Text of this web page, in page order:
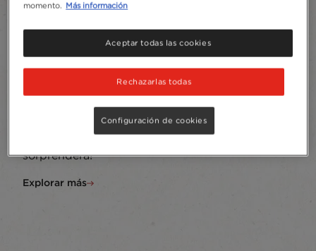
Los granos de Arábica y Robusta que usamos
con maestría para realzar sus sabores y aromas.
Cada grano se tuesta a la temperatura óptima,
hasta que alcanzan los estándares que hemos
Fina Selección. ¡Cada vez que
café molidoo café instantáneo
sabes que nuestra Fina Selección te
sorprenderá!
Explorar más
momento. Más información
Rechazarlas todas
Aceptar todas las cookies
Configuración de cookies